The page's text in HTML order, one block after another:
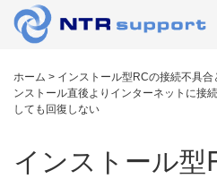
ホーム > インストール型RCの接続不具合
ンストール直後よりインターネットに接
しても回復しない
インストール型